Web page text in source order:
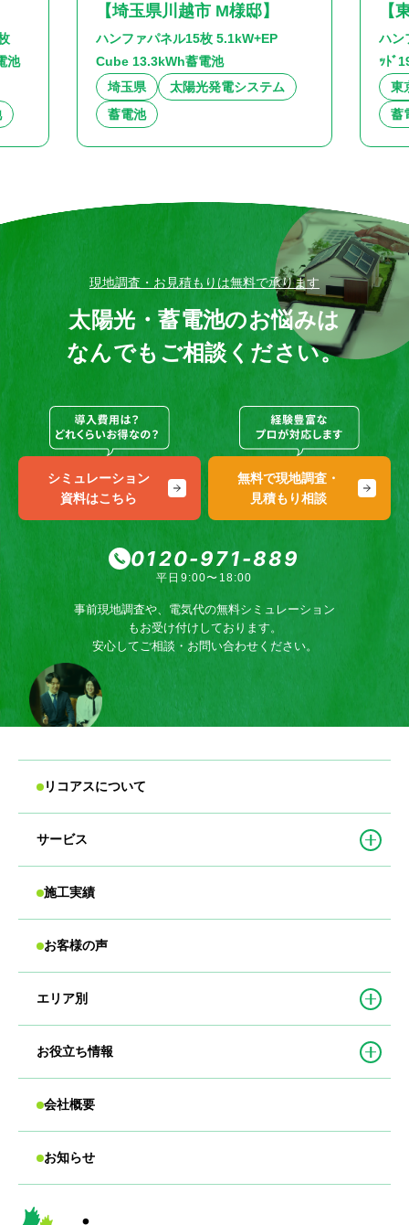
池
【埼玉県川越市 M様邸】
ハンファパネル15枚 5.1kW+EP
Cube 13.3kWh蓄電池
埼玉県
太陽光発電システム
蓄電池
【
ハン
ｯﾄﾞ
東
蓄
現地調査・お見積もりは無料で承ります
太陽光・蓄電池のお悩みは
なんでもご相談ください。
シミュレーション
資料はこちら
無料で現地調査・
見積もり相談
0120-971-889
平日9:00〜18:00
事前現地調査や、電気代の無料シミュレーション
もお受け付けしております。
安心してご相談・お問い合わせください。
リコアスについて
サービス
施工実績
お客様の声
エリア別
お役立ち情報
会社概要
お知らせ